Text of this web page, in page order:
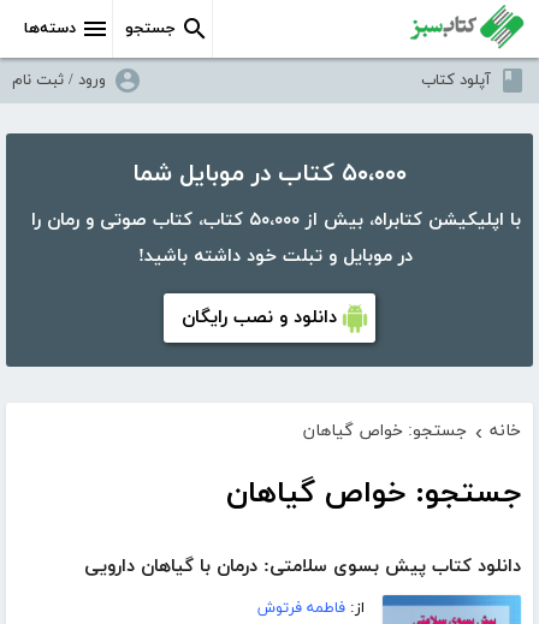
دسته‌ها جستجو
آپلود کتاب ورود / ثبت نام
۵۰،۰۰۰ کتاب در موبایل شما
با اپلیکیشن کتابراه، بیش از ۵۰،۰۰۰ کتاب، کتاب صوتی و رمان را
در موبایل و تبلت خود داشته باشید!
دانلود و نصب رایگان
خانه › جستجو: خواص گیاهان
جستجو: خواص گیاهان
دانلود کتاب پیش بسوی سلامتی: درمان با گیاهان دارویی
از:فاطمه فرتوش